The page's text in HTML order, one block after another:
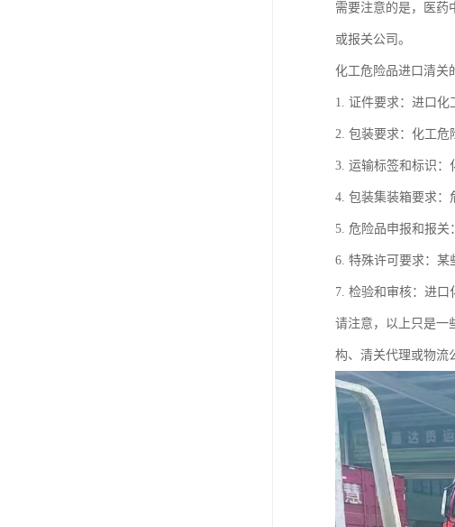
需要注意的是，医药
或报关公司。
化工危险品进口清关
1. 证件要求：进口化
2. 包装要求：化工危
3. 运输标签和标识：
4. 包装集装箱要求：
5. 危险品申报和报关
6. 特殊许可要求：某
7. 检验和审核：进口
请注意，以上只是一
构、清关代理或物流